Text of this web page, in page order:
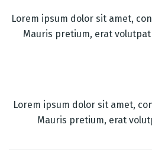
Lorem ipsum dolor sit amet,
Mauris pretium, erat
Lorem ipsum dolor sit amet,
Mauris pretium, erat